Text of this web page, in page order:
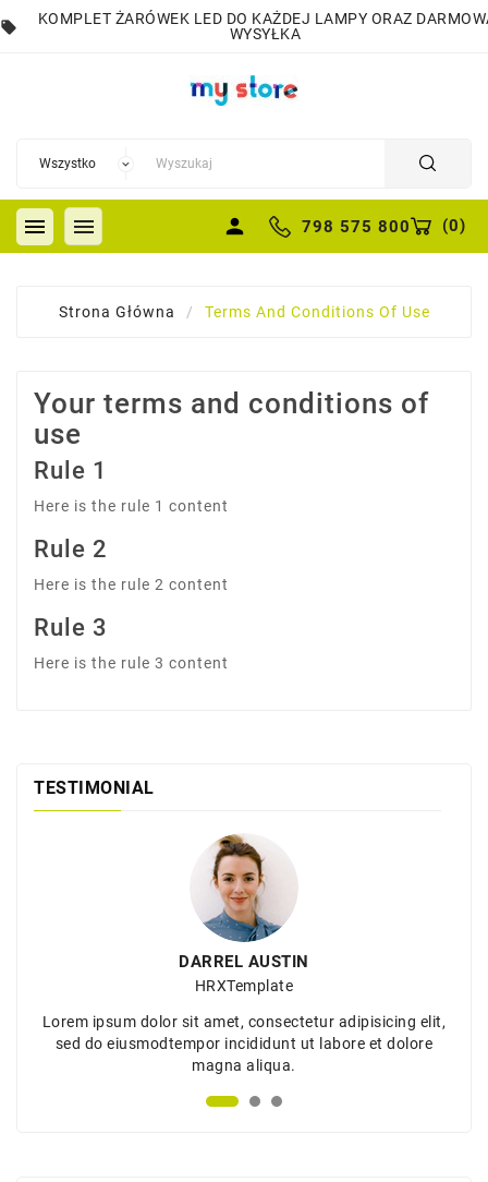
local_offer
KOMPLET ŻARÓWEK LED DO KAŻDEJ LAMPY ORAZ
WYSYŁKA
  person 798 575 800 (0)
Strona Główna Terms And Conditions Of Use
Your terms and conditions of
use
Rule 1
Here is the rule 1 content
Rule 2
Here is the rule 2 content
Rule 3
Here is the rule 3 content
TESTIMONIAL
DARREL AUSTIN
HRXTemplate
Lorem ipsum dolor sit amet, consectetur adipisicing elit,
sed do eiusmodtempor incididunt ut labore et dolore
magna aliqua.